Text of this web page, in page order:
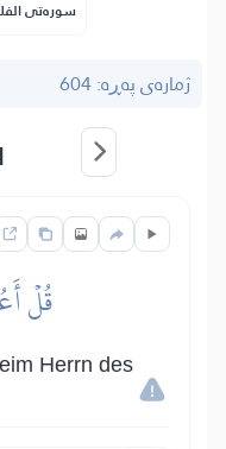
سوره‌تی
ژمارەی پەڕە: 604
قُلۡ
Herrn des